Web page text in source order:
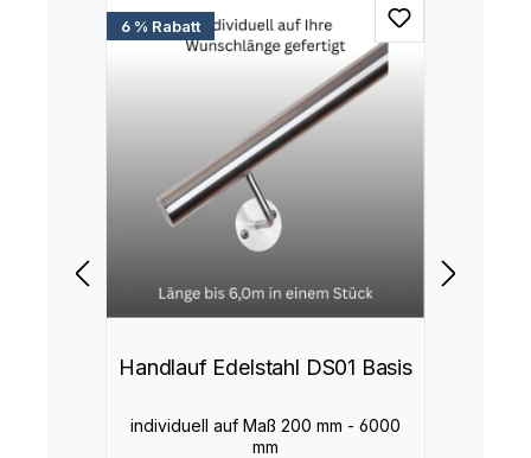
6 % Rabatt
Handlauf Edelstahl DS01 Basis
individuell auf Maß 200 mm - 6000
mm